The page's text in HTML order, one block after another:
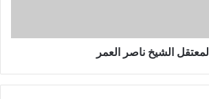
المعتقل الشيخ ناصر العمر